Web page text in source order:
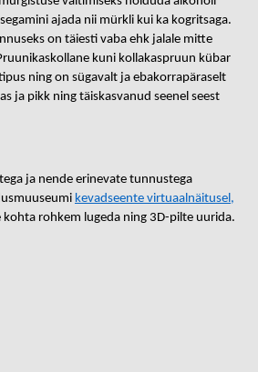
ajada nii mürkli kui ka kogritsaga.
on täiesti vaba ehk jalale mitte
kuni kollakaspruun kübar
ning on sügavalt ja ebakorrapäraselt
ja pikk ning täiskasvanud seenel seest
ja nende erinevate tunnustega
kevadseente virtuaalnäitusel,
kohta rohkem lugeda ning 3D-pilte uurida.